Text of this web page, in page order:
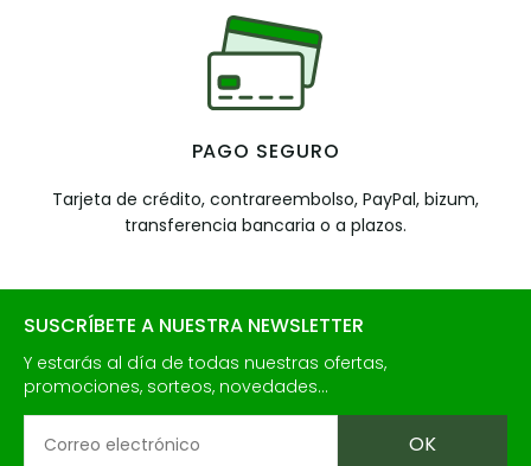
PAGO SEGURO
Tarjeta de crédito, contrareembolso, PayPal, bizum,
transferencia bancaria o a plazos.
SUSCRÍBETE A NUESTRA NEWSLETTER
Y estarás al día de todas nuestras ofertas,
promociones, sorteos, novedades...